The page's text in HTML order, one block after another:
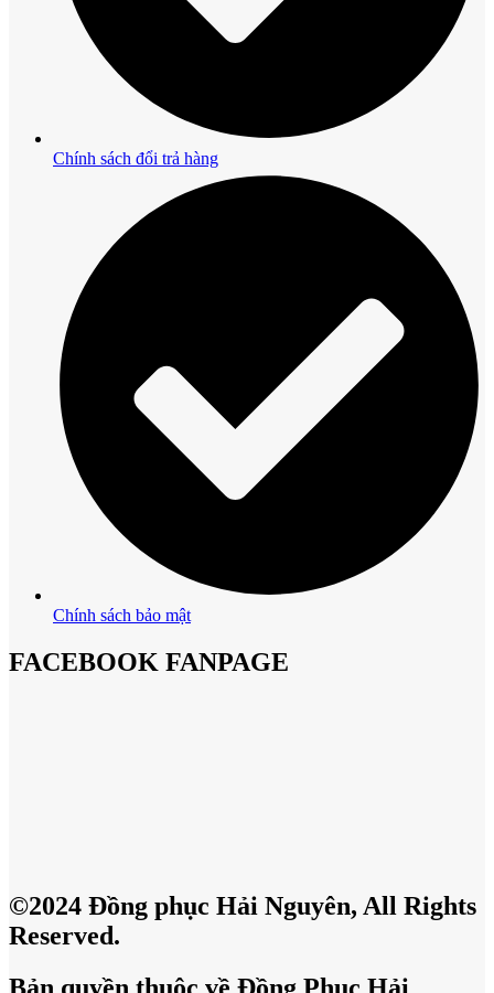
Chính sách đổi trả hàng
Chính sách bảo mật
FACEBOOK FANPAGE
©2024 Đồng phục Hải Nguyên, All Rights
Reserved.